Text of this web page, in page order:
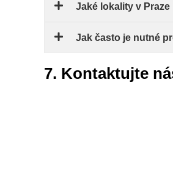
Jaké lokality v
Jak často je nutné
7. Kontaktujte